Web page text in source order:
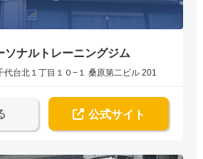
ソナルトレーニングジム
代台北１丁目１０−１ 桑原第二ビル 201
公式サイト